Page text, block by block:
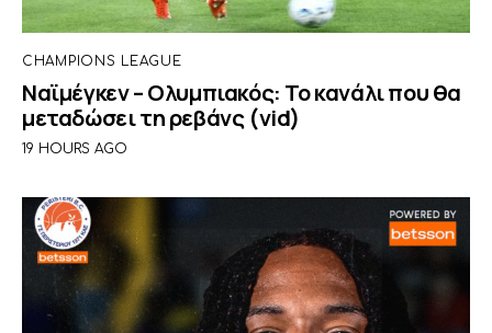
CHAMPIONS LEAGUE
Ναϊμέγκεν – Ολυμπιακός: Το κανάλι που θα
μεταδώσει τη ρεβάνς (vid)
19 HOURS AGO